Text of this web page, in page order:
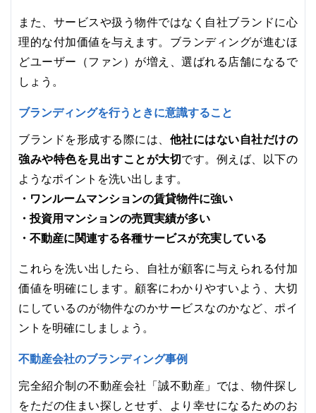
また、サービスや扱う物件ではなく自社ブランドに心
理的な付加価値を与えます。ブランディングが進むほ
どユーザー（ファン）が増え、選ばれる店舗になるで
しょう。
ブランディングを行うときに意識すること
ブランドを形成する際には、 他社にはない自社だけの
強みや特色を見出すことが大切です。例えば、以下の
ようなポイントを洗い出します。
・ワンルームマンションの賃貸物件に強い
・投資用マンションの売買実績が多い
・不動産に関連する各種サービスが充実している
これらを洗い出したら、自社が顧客に与えられる付加
価値を明確にします。顧客にわかりやすいよう、大切
にしているのが物件なのかサービスなのかなど、ポイ
ントを明確にしましょう。
不動産会社のブランディング事例
完全紹介制の不動産会社「誠不動産」では、物件探し
をただの住まい探しとせず、より幸せになるためのお